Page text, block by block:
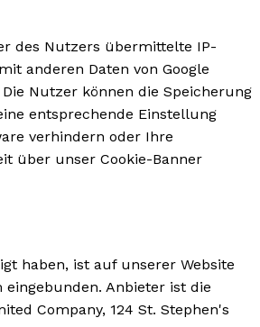
des Nutzers übermittelte IP-
anderen Daten von Google
Nutzer können die Speicherung
entsprechende Einstellung
verhindern oder Ihre
über unser Cookie-Banner
haben, ist auf unserer Website
Anbieter ist die
Company, 124 St. Stephen's